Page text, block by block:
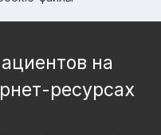
на
ресурсах